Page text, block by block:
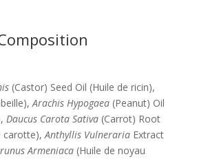
(Castor) Seed Oil (Huile de ricin),
Arachis Hypogaea (Peanut) Oil
Daucus Carota Sativa(Carrot) Root
carotte),Anthyllis Vulneraria Extract
Armeniaca(Huile de noyau